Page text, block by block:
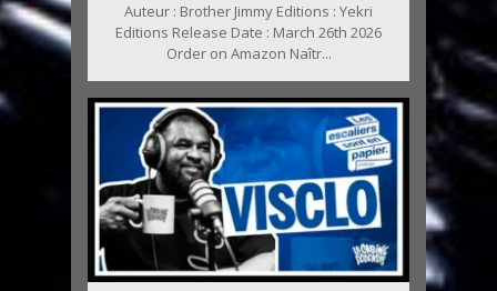
Auteur : Brother Jimmy Editions : Yekri
Editions Release Date : March 26th 2026
Order on Amazon Naîtr...